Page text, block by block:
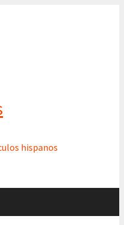
hispanos